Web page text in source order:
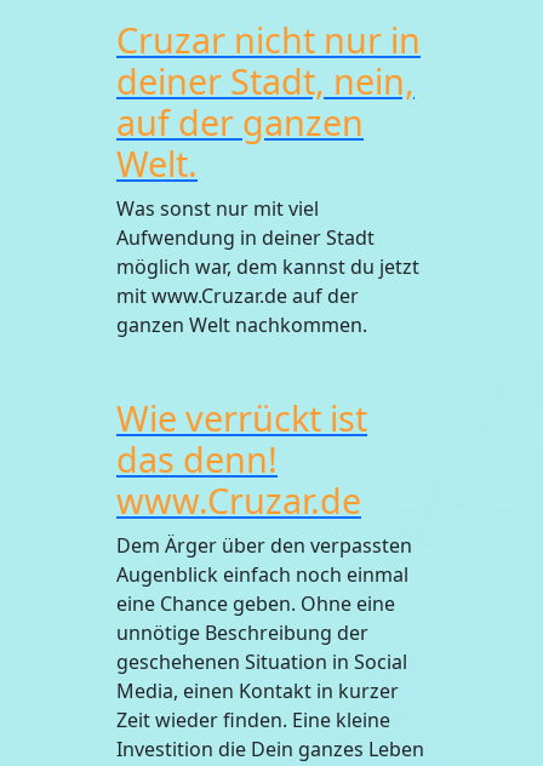
Cruzar nicht nur in
deiner Stadt, nein,
auf der ganzen
Welt.
Was sonst nur mit viel
Aufwendung in deiner Stadt
möglich war, dem kannst du jetzt
mit www.Cruzar.de auf der
ganzen Welt nachkommen.
Wie verrückt ist
das denn!
www.Cruzar.de
Dem Ärger über den verpassten
Augenblick einfach noch einmal
eine Chance geben. Ohne eine
unnötige Beschreibung der
geschehenen Situation in Social
Media, einen Kontakt in kurzer
Zeit wieder finden. Eine kleine
Investition die Dein ganzes Leben